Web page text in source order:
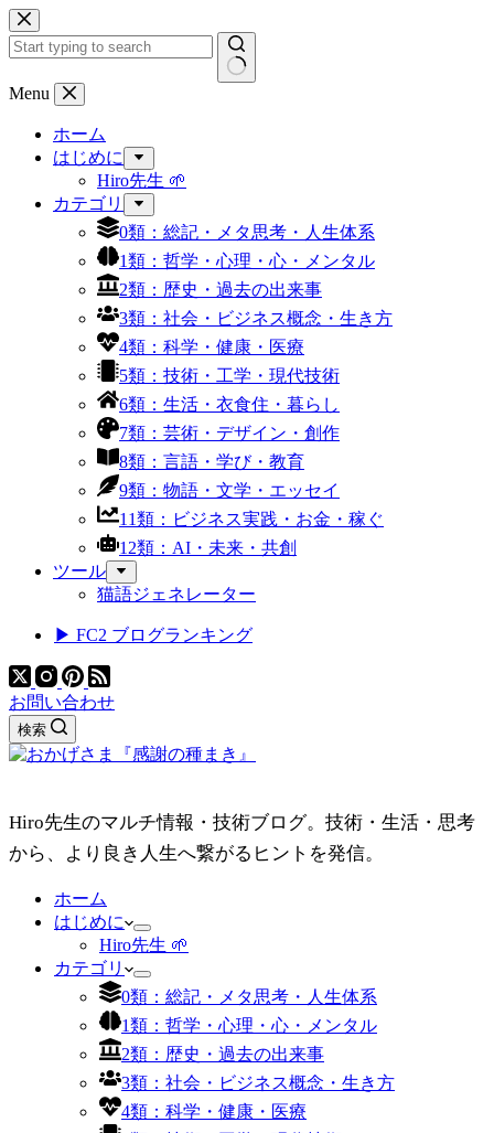
コ
ン
テ
ン
結
Menu
ホーム
はじめに
Hiro先生 🌱
カテゴリ
0類：総記・メタ思考・人生体系
1類：哲学・心理・心・メンタル
2類：歴史・過去の出来事
3類：社会・ビジネス概念・生き方
4類：科学・健康・医療
5類：技術・工学・現代技術
6類：生活・衣食住・暮らし
7類：芸術・デザイン・創作
8類：言語・学び・教育
9類：物語・文学・エッセイ
11類：ビジネス実践・お金・稼ぐ
12類：AI・未来・共創
ツール
猫語ジェネレーター
▶ FC2 ブログランキング
お問い合わせ
検索
Hiro先生のマルチ情報・技術ブログ。技術・生活・思考
から、より良き人生へ繋がるヒントを発信。
ホーム
はじめに
Hiro先生 🌱
カテゴリ
0類：総記・メタ思考・人生体系
1類：哲学・心理・心・メンタル
2類：歴史・過去の出来事
3類：社会・ビジネス概念・生き方
4類：科学・健康・医療